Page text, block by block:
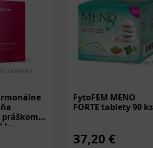
práškom
ks
FytoFEM MENO
FORTE tablety 90 ks
37,20 €